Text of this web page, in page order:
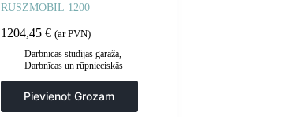
RUSZMOBIL 1200
1204,45 € (ar PVN)
Darbnīcas studijas garāža,
Darbnīcas un rūpnieciskās
Pievienot Grozam